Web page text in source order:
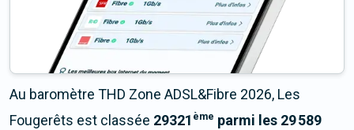
Au baromètre THD Zone ADSL&Fibre 2026, Les
Fougerêts est classée 29321 ème parmi les 29 589